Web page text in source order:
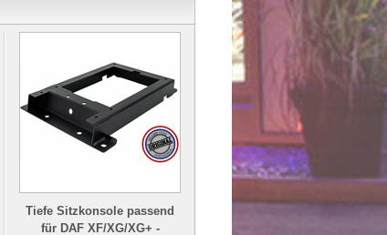
Tiefe Sitzkonsole passend
für DAF XF/XG/XG+ -